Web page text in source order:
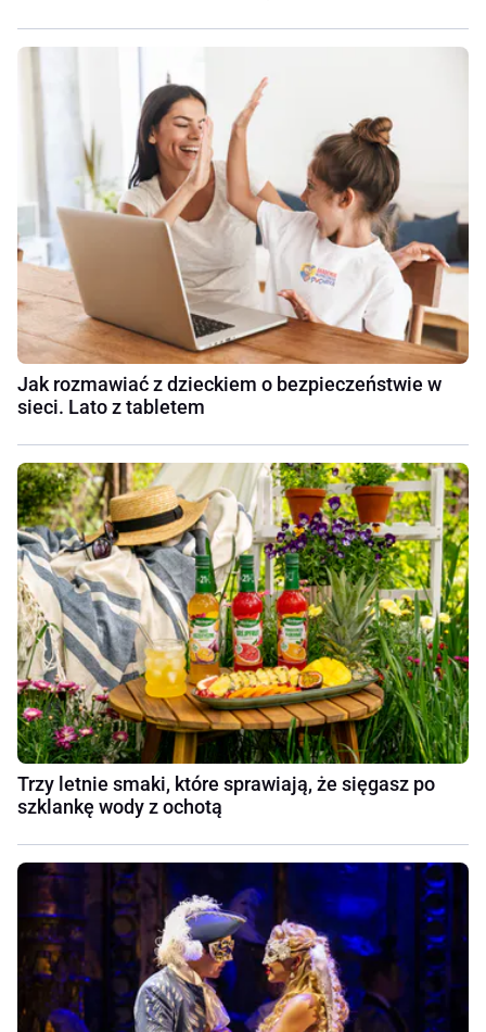
Jak rozmawiać z dzieckiem o bezpieczeństwie w
sieci. Lato z tabletem
Trzy letnie smaki, które sprawiają, że sięgasz po
szklankę wody z ochotą